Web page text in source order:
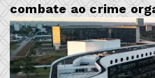
combate ao crime